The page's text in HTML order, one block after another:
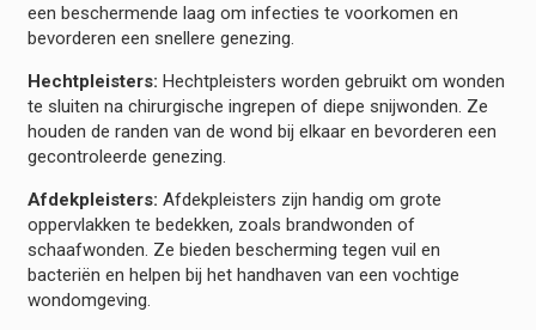
een beschermende laag om infecties te voorkomen en
bevorderen een snellere genezing.
Hechtpleisters: Hechtpleisters worden gebruikt om wonden
te sluiten na chirurgische ingrepen of diepe snijwonden. Ze
houden de randen van de wond bij elkaar en bevorderen een
gecontroleerde genezing.
Afdekpleisters: Afdekpleisters zijn handig om grote
oppervlakken te bedekken, zoals brandwonden of
schaafwonden. Ze bieden bescherming tegen vuil en
bacteriën en helpen bij het handhaven van een vochtige
wondomgeving.